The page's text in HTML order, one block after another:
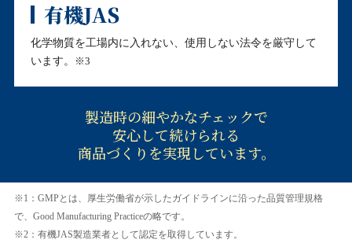
有機JAS
化学物質を工場内に入れない、使用しない法令を厳守して
います。
※3
製造時の細やかなチェックで
安心して続けられる
商品づくりを実現しています。
※1：GMPとは、厚生労働省が示したガイドラインに沿った品質管理規格
で、Good Manufacturing Practiceの略です。
※2：有機JAS製造業者として認定を取得しています。